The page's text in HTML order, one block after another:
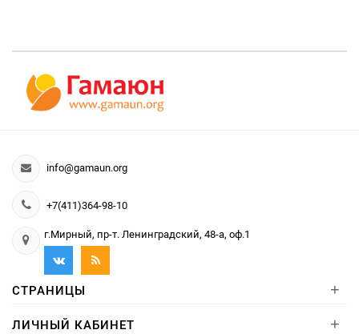
info@gamaun.org
+7(411)364-98-10
г.Мирный, пр-т. Ленинградский, 48-а, оф.1
СТРАНИЦЫ +
ЛИЧНЫЙ КАБИНЕТ +